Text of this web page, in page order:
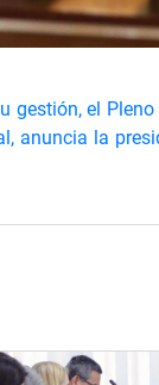
el
anuncia la